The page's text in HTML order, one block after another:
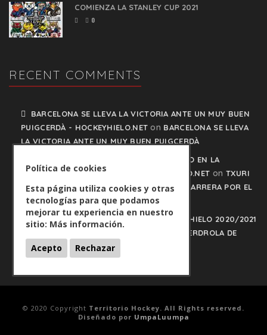
COMIENZA LA STANLEY CUP 2021
0
RECENT COMMENTS
BARCELONA SE LLEVA LA VICTORIA ANTE UN MUY BUEN
PUIGCERDÀ - HOCKEYHIELO.NET on BARCELONA SE LLEVA
LA VICTORIA ANTE UN MUY BUEN PUIGCERDÀ
TXURI URDIN Y JACA NO PISAN EL FRENO EN LA
CARRERA POR EL LIDERATO - HOCKEYHIELO.NET on TXURI
URDIN Y JACA NO PISAN EL FRENO EN LA CARRERA POR EL
LIDERATO
PLAY OFFS LIGA IBERDROLA DE HOCKEY HIELO 2020/2021
PLAY OFFS LIGA IBERDROLA DE
HOCKEY HIELO 2020/2021
© 2020 Copyright Territorio Hockey. All Rights reserved.
Diseñado por UmpaLuumpa
Política de cookies
Esta página utiliza cookies y otras
tecnologías para que podamos
mejorar tu experiencia en nuestro
sitio: Más información.
Acepto Rechazar